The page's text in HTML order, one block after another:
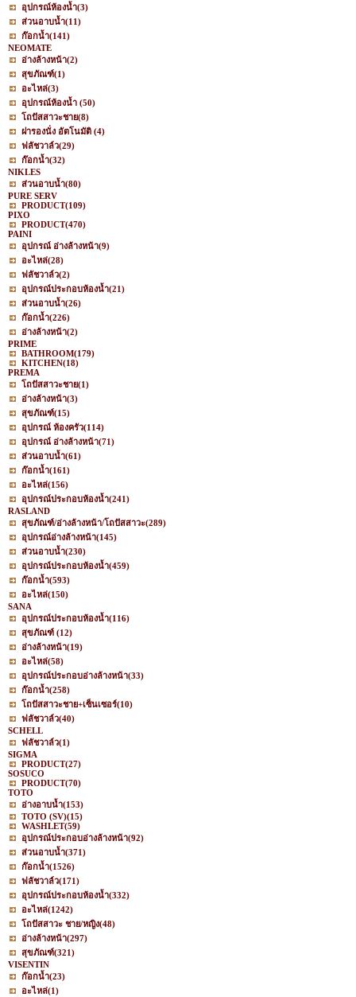
อุปกรณ์ห้องน้ำ(3)
ส่วนอาบน้ำ(11)
ก๊อกน้ำ(141)
NEOMATE
อ่างล้างหน้า(2)
สุขภัณฑ์(1)
อะไหล่(3)
อุปกรณ์ห้องน้ำ (50)
โถปัสสาวะชาย(8)
ฝารองนั่ง อัตโนมัติ (4)
ฟลัชวาล์ว(29)
ก๊อกน้ำ(32)
NIKLES
ส่วนอาบน้ำ(80)
PURE SERV
PRODUCT(109)
PIXO
PRODUCT(470)
PAINI
อุปกรณ์ อ่างล้างหน้า(9)
อะไหล่(28)
ฟลัชวาล์ว(2)
อุปกรณ์ประกอบห้องน้ำ(21)
ส่วนอาบน้ำ(26)
ก๊อกน้ำ(226)
อ่างล้างหน้า(2)
PRIME
BATHROOM(179)
KITCHEN(18)
PREMA
โถปัสสาวะชาย(1)
อ่างล้างหน้า(3)
สุขภัณฑ์(15)
อุปกรณ์ ห้องครัว(114)
อุปกรณ์ อ่างล้างหน้า(71)
ส่วนอาบน้ำ(61)
ก๊อกน้ำ(161)
อะไหล่(156)
อุปกรณ์ประกอบห้องน้ำ(241)
RASLAND
สุขภัณฑ์/อ่างล้างหน้า/โถปัสสาวะ(289)
อุปกรณ์อ่างล้างหน้า(145)
ส่วนอาบน้ำ(230)
อุปกรณ์ประกอบห้องน้ำ(459)
ก๊อกน้ำ(593)
อะไหล่(150)
SANA
อุปกรณ์ประกอบห้องน้ำ(116)
สุขภัณฑ์ (12)
อ่างล้างหน้า(19)
อะไหล่(58)
อุปกรณ์ประกอบอ่างล้างหน้า(33)
ก๊อกน้ำ(258)
โถปัสสาวะชาย+เซ็นเซอร์(10)
ฟลัชวาล์ว(40)
SCHELL
ฟลัชวาล์ว(1)
SIGMA
PRODUCT(27)
SOSUCO
PRODUCT(70)
TOTO
อ่างอาบน้ำ(153)
TOTO (SV)(15)
WASHLET(59)
อุปกรณ์ประกอบอ่างล้างหน้า(92)
ส่วนอาบน้ำ(371)
ก๊อกน้ำ(1526)
ฟลัชวาล์ว(171)
อุปกรณ์ประกอบห้องน้ำ(332)
อะไหล่(1242)
โถปัสสาวะ ชาย/หญิง(48)
อ่างล้างหน้า(297)
สุขภัณฑ์(321)
VISENTIN
ก๊อกน้ำ(23)
อะไหล่(1)